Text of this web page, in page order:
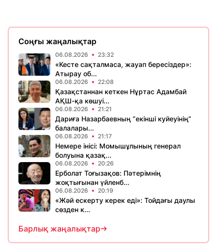
Соңғы жаңалықтар
06.08.2026 23:32
«Кесте сақталмаса, жауап бересіздер»:
Атырау об...
06.08.2026 22:08
Қазақстаннан кеткен Нұртас Адамбай
АҚШ-қа көшуі...
06.08.2026 21:21
Дариға Назарбаевның “екінші куйеуінің”
балалары...
06.08.2026 21:17
Немере інісі: Момышұлының генерал
болуына қазақ...
06.08.2026 20:26
Ерболат Тоғызақов: Пәтерімнің
жоқтығынан үйленб...
06.08.2026 20:19
«Жәй ескерту керек еді»: Тойдағы даулы
сөзден к...
Барлық жаңалықтар